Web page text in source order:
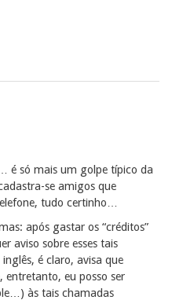
é só mais um golpe típico da
se amigos que
tudo certinho…
após gastar os “créditos”
aviso sobre esses tais
é claro, avisa que
entretanto, eu posso ser
às tais chamadas